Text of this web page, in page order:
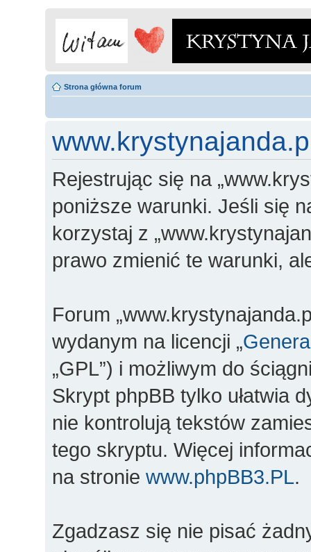
Strona główna forum
Rejestrując się na
poniższe warunki. Jeśli się
korzystaj z
prawo zmienić te warunki,
Forum
wydanym na licencji „
„GPL”) i możliwym do
Skrypt phpBB tylko ułatwia
nie kontrolują tekstów
tego skryptu. Więcej
na stronie www.phpBB3.PL.
Zgadzasz się nie pisać